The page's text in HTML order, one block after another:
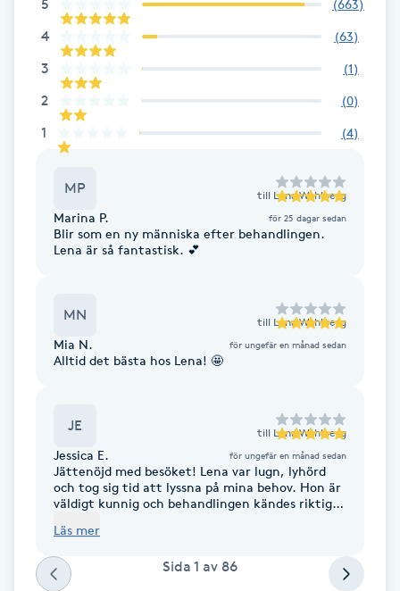
Face framing
Faceliftmassage
Fettreducering
Fotmassage
Fotsvamp
Fotvård
Fransborttagning
5 (663)
4 (63)
3 (1)
2 (0)
1 (4)
MP till Lena Wahlberg
Marina P. för 25 dagar sedan
Blir som en ny människa efter behandlingen.
Lena är så fantastisk. 💕
MN till Lena Wahlberg
Mia N. för ungefär en månad sedan
Alltid det bästa hos Lena! 🤩
JE till Lena Wahlberg
Jessica E. för ungefär en månad sedan
Jättenöjd med besöket! Lena var lugn, lyhörd
och tog sig tid att lyssna på mina behov. Hon är
väldigt kunnig och behandlingen kändes riktigt
Läs mer
Sida 1 av 86